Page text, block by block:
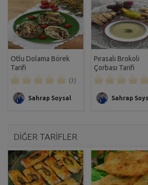
Otlu Dolama Börek
Tarifi
(3)
Sahrap Soysal
Pırasalı Brokoli
Çorbası Tarifi
Sahrap
DİĞER TARİFLER